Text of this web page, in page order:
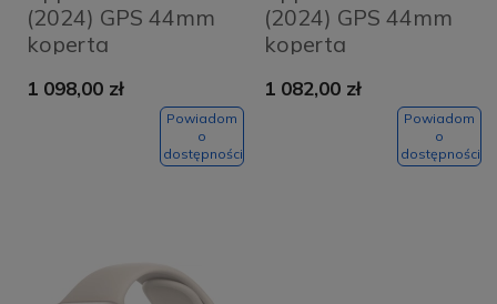
(2024) GPS 44mm
koperta
pasek Denim Sport
1 098,00 zł
Powiadom
o
dostępności
(2024) GPS 44mm
koperta
Starlight + pasek
1 082,00 zł
Powiadom
o
dostępności